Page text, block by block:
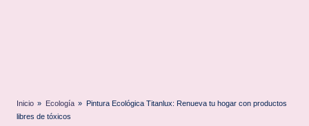
Inicio » Ecología » Pintura Ecológica Titanlux: Renueva tu hogar con productos
libres de tóxicos